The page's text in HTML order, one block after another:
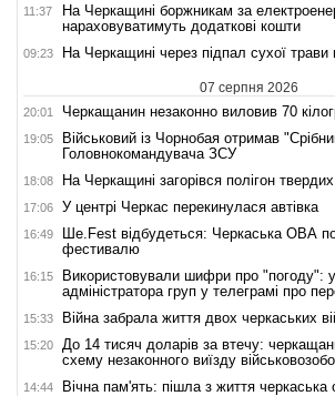
11:37
На Черкащині боржникам за
нараховуватимуть додаткові кошти
09:23 На Черкащині через підпал сухої трави
07 серпня 2026
20:01 Черкащанин незаконно виловив 70
19:05
Військовий із Чорнобая отримав
Головнокомандувача ЗСУ
18:08 На Черкащині загорівся полігон
17:06 У центрі Черкас перекинулася автівка
16:49
Ше.Fest відбудеться: Черкаська ОВА
фестивалю
16:15
Використовували шифри про "погоду":
адміністратора груп у телеграмі про
15:33 Війна забрала життя двох черкаських
15:20
До 14 тисяч доларів за втечу:
схему незаконного виїзду
14:44 Вічна пам'ять: пішла з життя черкаська